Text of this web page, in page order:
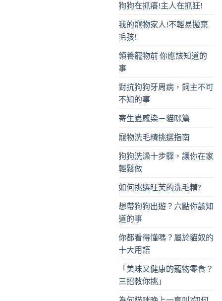
狗狗在抓癢!主人在抓狂!
我的寵物家人!不輕易拋棄
毛孩!
領養寵物前 你應該知道的
事
對抗狗狗牙周病，飼主不可
不知的事
寄生蟲感染－貓咪篇
寵物洗毛精挑選指南
狗狗洗澡十步驟，讓你在家
輕鬆做
如何挑選旺芙的洗毛精?
想帶狗狗出遊？六點你該知
道的事
你都看得懂嗎？屬於貓奴的
十大用語
「美味又健康的寵物零食？
三招教你挑」